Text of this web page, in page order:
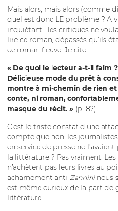
Mais alors, mais alors (comme
quel est donc LE problème ? A
inquiétant : les critiques ne
lire ce roman, dépassés qu’ils
ce roman-fleuve. Je cite :
« De quoi le lecteur a-t-il faim
Délicieuse mode du prêt à
montre à mi-chemin de rien
conte, ni roman,
masque du récit. » (p. 82)
C’est le triste constat d’une
compte que non, les
en service de presse ne
la littérature ? Pas vraiment.
n’achètent pas leurs livres au
acharnement anti-Zannininous
est même curieux de la part de
littérature …